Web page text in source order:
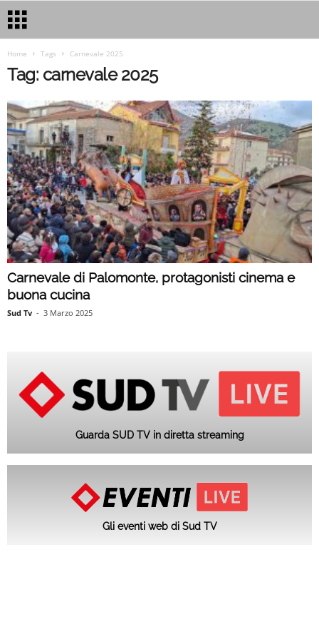
Home Tags Carnevale 2025
Tag: carnevale 2025
Carnevale di Palomonte, protagonisti cinema e
buona cucina
Sud Tv - 3 Marzo 2025
Guarda SUD TV in diretta streaming
Gli eventi web di Sud TV